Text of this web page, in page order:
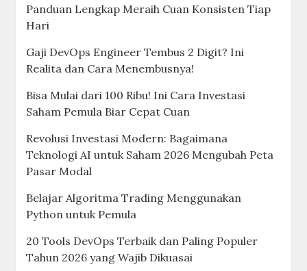
Panduan Lengkap Meraih Cuan Konsisten Tiap
Hari
Gaji DevOps Engineer Tembus 2 Digit? Ini
Realita dan Cara Menembusnya!
Bisa Mulai dari 100 Ribu! Ini Cara Investasi
Saham Pemula Biar Cepat Cuan
Revolusi Investasi Modern: Bagaimana
Teknologi AI untuk Saham 2026 Mengubah Peta
Pasar Modal
Belajar Algoritma Trading Menggunakan
Python untuk Pemula
20 Tools DevOps Terbaik dan Paling Populer
Tahun 2026 yang Wajib Dikuasai